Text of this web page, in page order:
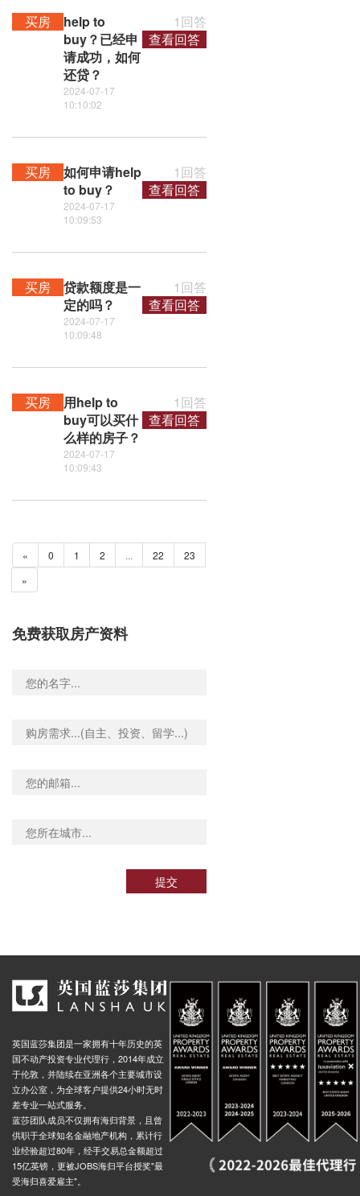
买房
help to
buy？已经申
请成功，如何
还贷？
2024-07-17
10:10:02
1回答
查看回答
买房
如何申请help
to buy？
2024-07-17
10:09:53
1回答
查看回答
买房
贷款额度是一
定的吗？
2024-07-17
10:09:48
1回答
查看回答
买房
用help to
buy可以买什
么样的房子？
2024-07-17
10:09:43
1回答
查看回答
« 0 1 2 ... 22
23
»
免费获取房产资料
提交
英国蓝莎集团是一家拥有十年历史的英
国不动产投资专业代理行，2014年成立
于伦敦，并陆续在亚洲各个主要城市设
立办公室，为全球客户提供24小时无时
差专业一站式服务。
蓝莎团队成员不仅拥有海归背景，且曾
供职于全球知名金融地产机构，累计行
业经验超过80年，经手交易总金额超过
15亿英镑，更被JOBS海归平台授奖"最
受海归喜爱雇主"。